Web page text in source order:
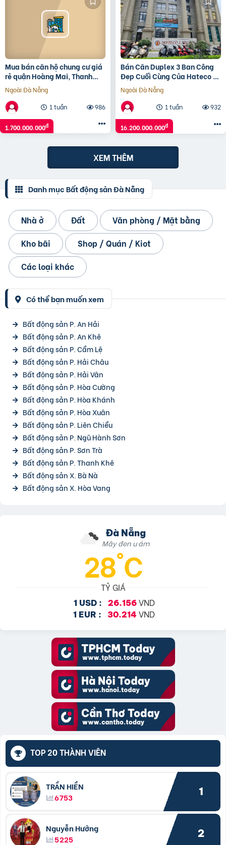
Mua bán căn hộ chung cư giá
rẻ quận Hoàng Mai, Thanh
Xuân, Hà Nội T01/2025
Ngoài Đà Nẵng
1 tuần
986
1.700.000.000đ
Bán Căn Duplex 3 Ban Công
Đẹp Cuối Cùng Của Hateco La
Roma 4A Huỳnh Thúc Kháng
Ngoài Đà Nẵng
1 tuần
932
16.200.000.000đ
XEM THÊM
Danh mục Bất động sản Đà Nẵng
Nhà ở Đất
Văn phòng / Mặt bằng
Kho bãi
Shop / Quán / Kiot
Các loại khác
Có thể bạn muốn xem
Bất động sản P. An Hải
Bất động sản P. An Khê
Bất động sản P. Cẩm Lệ
Bất động sản P. Hải Châu
Bất động sản P. Hải Vân
Bất động sản P. Hòa Cường
Bất động sản P. Hòa Khánh
Bất động sản P. Hòa Xuân
Bất động sản P. Liên Chiểu
Bất động sản P. Ngũ Hành Sơn
Bất động sản P. Sơn Trà
Bất động sản P. Thanh Khê
Bất động sản X. Bà Nà
Bất động sản X. Hòa Vang
Đà Nẵng
Mây đen u ám
28°C
TỶ GIÁ
1 USD : 26.156VND
1 EUR : 30.214 VND
TOP 20 THÀNH VIÊN
TRẦN HIỀN
6753
1
Nguyễn Hưởng
5225
2